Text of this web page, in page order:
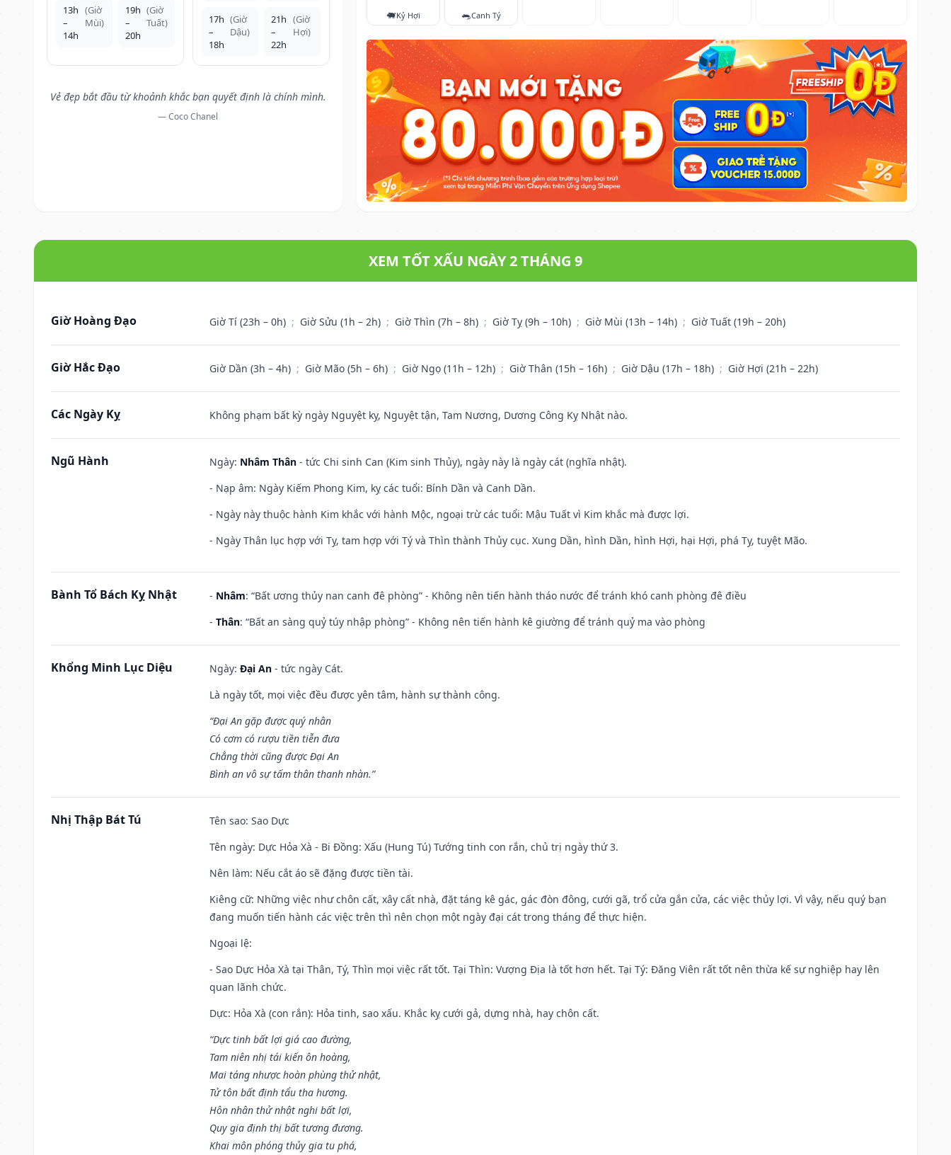
13h
–
14h
(Giờ
Mùi)
19h
–
20h
(Giờ
Tuất)
17h
–
18h
(Giờ
Dậu)
21h
–
22h
(Giờ
Hợi)
Vẻ đẹp bắt đầu từ khoảnh khắc bạn quyết định là chính mình.
— Coco Chanel
🐖Kỷ Hợi 🐀Canh Tý
XEM TỐT XẤU NGÀY 2 THÁNG 9
Giờ Hoàng Đạo Giờ Tí (23h – 0h) ; Giờ Sửu (1h – 2h) ; Giờ Thìn (7h – 8h) ; Giờ Tỵ (9h – 10h) ; Giờ Mùi (13h – 14h) ; Giờ Tuất (19h – 20h)
Giờ Hắc Đạo Giờ Dần (3h – 4h) ; Giờ Mão (5h – 6h) ; Giờ Ngọ (11h – 12h) ; Giờ Thân (15h – 16h) ; Giờ Dậu (17h – 18h) ; Giờ Hợi (21h – 22h)
Các Ngày Kỵ Không phạm bất kỳ ngày Nguyệt kỵ, Nguyệt tận, Tam Nương, Dương Công Kỵ Nhật nào.
Ngũ Hành Ngày: Nhâm Thân - tức Chi sinh Can (Kim sinh Thủy), ngày này là ngày cát (nghĩa nhật).
- Nạp âm: Ngày Kiếm Phong Kim, kỵ các tuổi: Bính Dần và Canh Dần.
- Ngày này thuộc hành Kim khắc với hành Mộc, ngoại trừ các tuổi: Mậu Tuất vì Kim khắc mà được lợi.
- Ngày Thân lục hợp với Tỵ, tam hợp với Tý và Thìn thành Thủy cục. Xung Dần, hình Dần, hình Hợi, hại Hợi, phá Tỵ, tuyệt Mão.
Bành Tổ Bách Kỵ Nhật - Nhâm: “Bất ương thủy nan canh đê phòng” - Không nên tiến hành tháo nước để tránh khó canh phòng đê điều
- Thân: “Bất an sàng quỷ túy nhập phòng” - Không nên tiến hành kê giường để tránh quỷ ma vào phòng
Khổng Minh Lục Diệu Ngày: Đại An - tức ngày Cát.
Là ngày tốt, mọi việc đều được yên tâm, hành sự thành công.
“Đại An gặp được quý nhân
Có cơm có rượu tiền tiễn đưa
Chẳng thời cũng được Đại An
Bình an vô sự tấm thân thanh nhàn.”
Nhị Thập Bát Tú Tên sao: Sao Dực
Tên ngày: Dực Hỏa Xà - Bi Đồng: Xấu (Hung Tú) Tướng tinh con rắn, chủ trị ngày thứ 3.
Nên làm: Nếu cắt áo sẽ đặng được tiền tài.
Kiêng cữ: Những việc như chôn cất, xây cất nhà, đặt táng kê gác, gác đòn đông, cưới gã, trổ cửa gắn cửa, các việc thủy lợi. Vì vậy, nếu quý bạn
đang muốn tiến hành các việc trên thì nên chọn một ngày đại cát trong tháng để thực hiện.
Ngoại lệ:
- Sao Dực Hỏa Xà tại Thân, Tý, Thìn mọi việc rất tốt. Tại Thìn: Vượng Địa là tốt hơn hết. Tại Tý: Đăng Viên rất tốt nên thừa kế sự nghiệp hay lên
quan lãnh chức.
Dực: Hỏa Xà (con rắn): Hỏa tinh, sao xấu. Khắc kỵ cưới gả, dựng nhà, hay chôn cất.
“Dực tinh bất lợi giá cao đường,
Tam niên nhị tái kiến ôn hoàng,
Mai táng nhược hoàn phùng thử nhật,
Tử tôn bất định tẩu tha hương.
Hôn nhân thử nhật nghi bất lợi,
Quy gia định thị bất tương đương.
Khai môn phóng thủy gia tu phá,